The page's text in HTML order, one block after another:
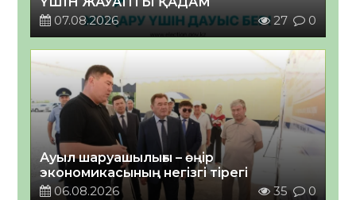
07.08.2026
27 0
Ауыл шаруашылығы – өңір
экономикасының негізгі тірегі
06.08.2026
35 0